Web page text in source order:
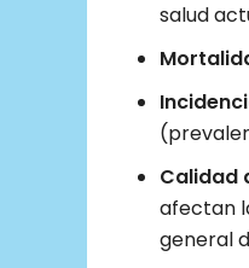
salud
Calidad
afectan
general